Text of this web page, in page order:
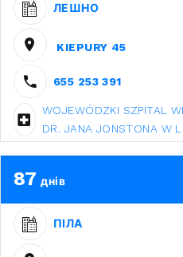
ЛЕШНО
KIEPURY 45
655 253 391
WOJEWÓDZKI SZPITAL
DR. JANA JONSTONA W
87 днів
ПІЛА